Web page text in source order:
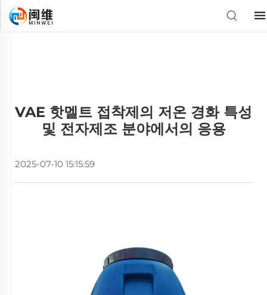
VAE 핫멜트 접착제의 저온 경화 특성
및 전자제조 분야에서의 응용
2025-07-10 15:15:59